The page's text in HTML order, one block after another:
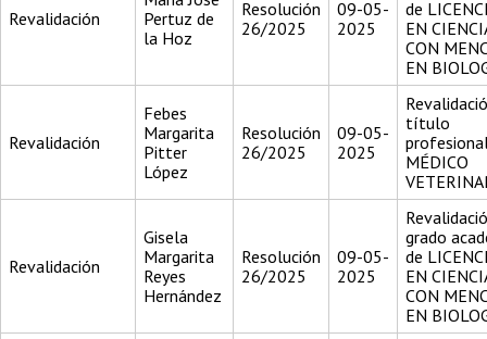
Revalidación
Pertuz de
la Hoz
Resolución
26/2025
09-05-
2025
de
EN
CON
EN
Revalidación
Febes
Margarita
Pitter
López
Resolución
26/2025
09-05-
2025
título
MÉDICO
Revalidación
Gisela
Margarita
Reyes
Hernández
Resolución
26/2025
09-05-
2025
grado
de
EN
CON
EN